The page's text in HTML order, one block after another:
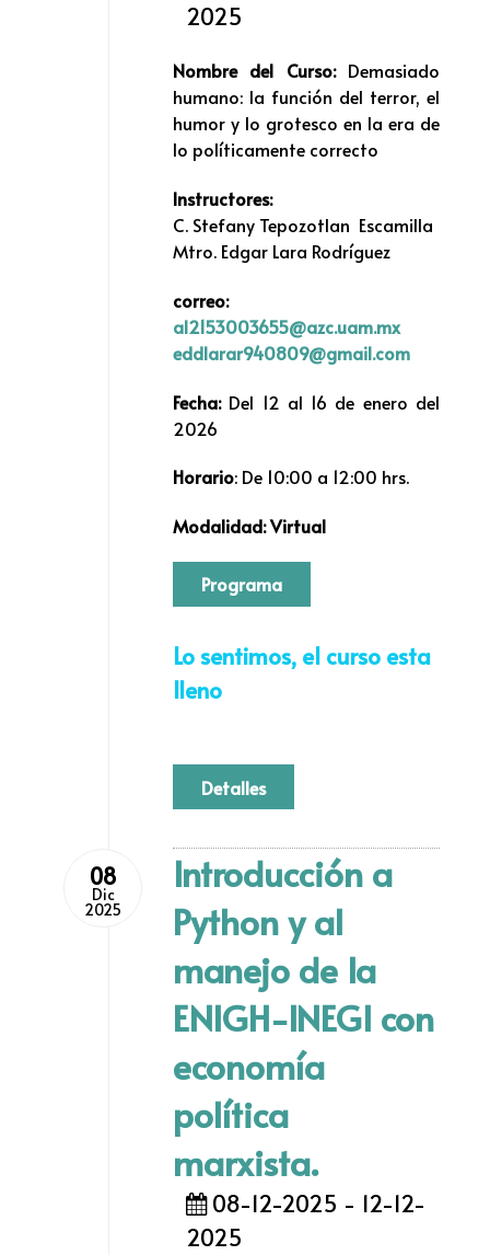
2025
Nombre del Curso:Demasiado
humano: la función del terror, el
humor y lo grotesco en la era de
lo políticamente correcto
Instructores:
C. Stefany Tepozotlan Escamilla
Mtro. Edgar Lara Rodríguez
correo:
al2153003655@azc.uam.mx
eddlarar940809@gmail.com
Fecha:Del 12 al 16 de enero del
2026
Horario: De 10:00 a 12:00 hrs.
Modalidad: Virtual
Programa
Lo sentimos, el curso esta
lleno
Detalles
08
Dic
2025
Introducción a
Python y al
manejo de la
ENIGH-INEGI con
economía
política
marxista.
08-12-2025 - 12-12-
2025